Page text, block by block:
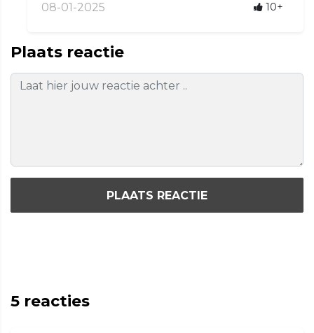
08-01-2025 10+
Plaats reactie
PLAATS REACTIE
5 reacties